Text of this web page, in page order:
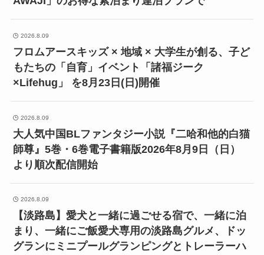
2026.8.09
フロムアースキッズ × 地域 × 大学生が創る、子ど
もたちの「自育」イベント「諸福ジーク
×Lifehug」 を8月23日(日)開催
2026.8.09
大人気中国BLファンタジー小説『二哈和他的白猫
師尊』5巻・6巻電子書籍版2026年8月9日（日）
より順次配信開始
2026.8.09
【淡路島】愛犬と一緒に過ごせる宿で、一緒に泊
まり、一緒にご飯愛犬専用の淡路島グルメ、ドッ
グランにミニプールグランピングとトレーラーハ